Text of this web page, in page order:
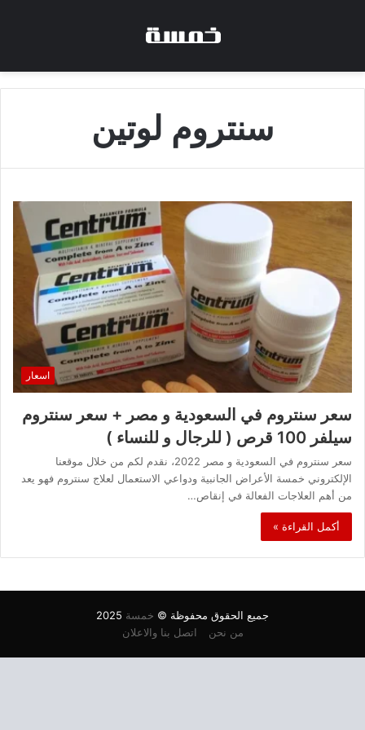
سنتروم لوتين
اسعار
سعر سنتروم في السعودية و مصر + سعر سنتروم
سيلفر 100 قرص ( للرجال و للنساء )
سعر سنتروم في السعودية و مصر 2022، نقدم لكم من خلال موقعنا
الإلكتروني خمسة الأعراض الجانبية ودواعي الاستعمال لعلاج سنتروم فهو يعد
من أهم العلاجات الفعالة في إنقاص…
أكمل القراءة »
جميع الحقوق محفوظة © خمسة
من نحن
اتصل بنا والاعلان